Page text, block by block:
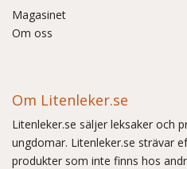
Magasinet
Om oss
Om Litenleker.se
Litenleker.se säljer leksaker och
ungdomar. Litenleker.se strävar
produkter som inte finns hos